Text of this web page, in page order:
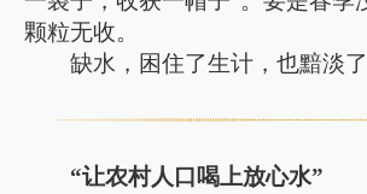
颗粒无收。
缺水，困住了生计，也黯淡了
“让农村人口喝上放心水”